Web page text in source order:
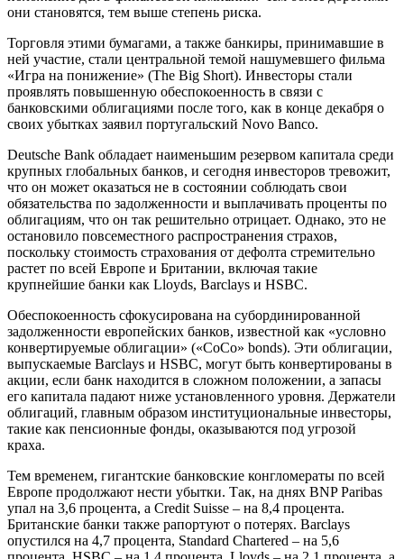
они становятся, тем выше степень риска.
Торговля этими бумагами, а также банкиры, принимавшие в
ней участие, стали центральной темой нашумевшего фильма
«Игра на понижение» (The Big Short). Инвесторы стали
проявлять повышенную обеспокоенность в связи с
банковскими облигациями после того, как в конце декабря о
своих убытках заявил португальский Novo Banco.
Deutsche Bank обладает наименьшим резервом капитала среди
крупных глобальных банков, и сегодня инвесторов тревожит,
что он может оказаться не в состоянии соблюдать свои
обязательства по задолженности и выплачивать проценты по
облигациям, что он так решительно отрицает. Однако, это не
остановило повсеместного распространения страхов,
поскольку стоимость страхования от дефолта стремительно
растет по всей Европе и Британии, включая такие
крупнейшие банки как Lloyds, Barclays и HSBC.
Обеспокоенность сфокусирована на субординированной
задолженности европейских банков, известной как «условно
конвертируемые облигации» («CoCo» bonds). Эти облигации,
выпускаемые Barclays и HSBC, могут быть конвертированы в
акции, если банк находится в сложном положении, а запасы
его капитала падают ниже установленного уровня. Держатели
облигаций, главным образом институциональные инвесторы,
такие как пенсионные фонды, оказываются под угрозой
краха.
Тем временем, гигантские банковские конгломераты по всей
Европе продолжают нести убытки. Так, на днях BNP Paribas
упал на 3,6 процента, а Credit Suisse – на 8,4 процента.
Британские банки также рапортуют о потерях. Barclays
опустился на 4,7 процента, Standard Chartered – на 5,6